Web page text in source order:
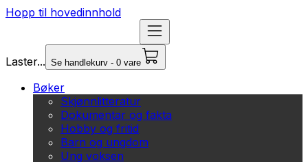
Hopp til hovedinnhold
Laster... Se handlekurv - 0 vare
Bøker
Skjønnlitteratur
Dokumentar og fakta
Hobby og fritid
Barn og ungdom
Ung voksen